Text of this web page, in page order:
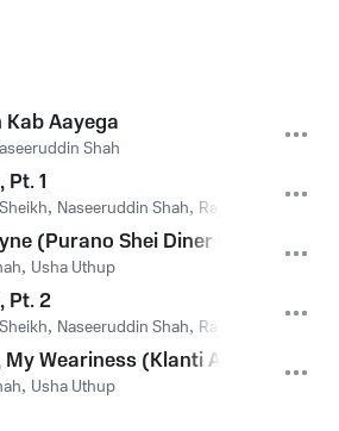
Kab Aayega
Shah
Pt. 1
, Naseeruddin Shah, Raj Babbar
(Purano Shei Diner Kotha)
, Usha Uthup
Pt. 2
, Naseeruddin Shah, Raj Babbar
Weariness (Klanti Amar)
, Usha Uthup